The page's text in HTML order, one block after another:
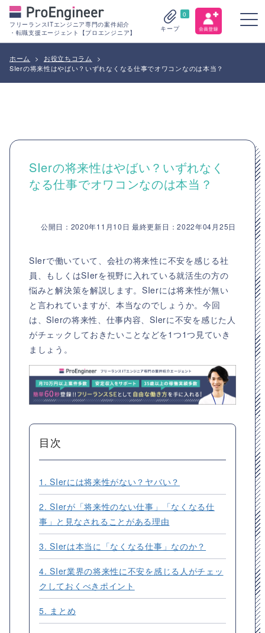
フリーランスITエンジニア専門の案件紹介
・転職支援エージェント【プロエンジニア】
0
キープ
ホーム > お役立ちコラム
>
SIerの将来性はやばい？いずれなくなる仕事でオワコンなのは本当？
SIerの将来性はやばい？いずれなく
なる仕事でオワコンなのは本当？
公開日：2020年11月10日 最終更新日：2022年04月25日
SIerで働いていて、会社の将来性に不安を感じる社
員、もしくはSIerを視野に入れている就活生の方の
悩みと解決策を解説します。SIerには将来性が無い
と言われていますが、本当なのでしょうか。今回
は、Slerの将来性、仕事内容、Slerに不安を感じた人
がチェックしておきたいことなどを1つ1つ見ていき
ましょう。
目次
1. SIerには将来性がない？ヤバい？
2. SIerが「将来性のない仕事」「なくなる仕
事」と見なされることがある理由
3. SIerは本当に「なくなる仕事」なのか？
4. SIer業界の将来性に不安を感じる人がチェッ
クしておくべきポイント
5. まとめ